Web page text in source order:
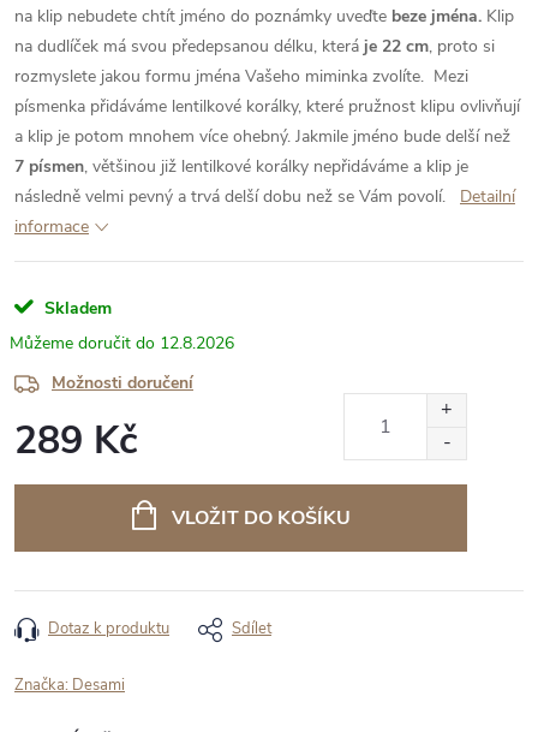
na klip nebudete chtít jméno do poznámky uveďte beze jména. Klip
na dudlíček má svou předepsanou délku, která je 22 cm, proto si
rozmyslete jakou formu jména Vašeho miminka zvolíte. Mezi
písmenka přidáváme lentilkové korálky, které pružnost klipu ovlivňují
a klip je potom mnohem více ohebný. Jakmile jméno bude delší než
7 písmen, většinou již lentilkové korálky nepřidáváme a klip je
následně velmi pevný a trvá delší dobu než se Vám povolí.
Detailní
informace
Skladem
12.8.2026
Možnosti doručení
289 Kč
VLOŽIT DO KOŠÍKU
Dotaz k produktu Sdílet
Značka: Desami